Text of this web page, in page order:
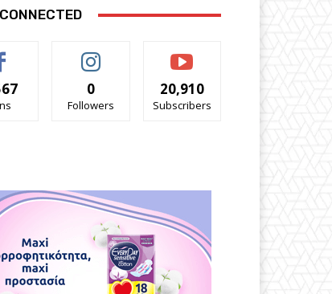
0
Followers
20,910
Subscribers